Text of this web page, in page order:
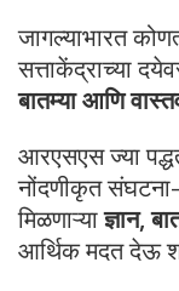
जागल्याभारत
सत्ताकेंद्राच्या
बातम्या आणि
आरएसएस ज्या
नोंदणीकृत
मिळणाऱ्याज्ञान,
आर्थिक मदत देऊ